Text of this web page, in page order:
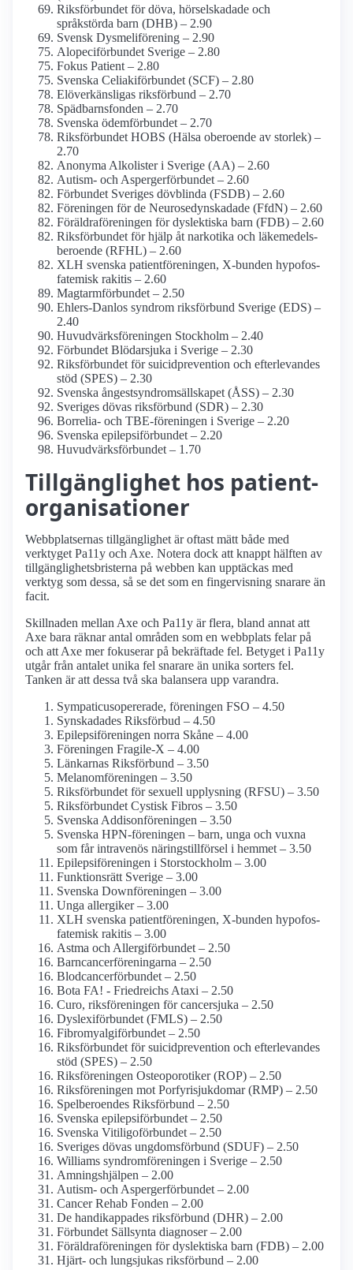
Riksförbundet för döva, hörselskadade och
språkstörda barn (DHB) – 2.90
Svensk Dysmeliförening – 2.90
Alopeciförbundet Sverige – 2.80
Fokus Patient – 2.80
Svenska Celiaki­förbundet (SCF) – 2.80
El­överkänsligas riks­förbund – 2.70
Spädbarnsfonden – 2.70
Svenska ödemförbundet – 2.70
Riksförbundet HOBS (Hälsa oberoende av storlek) –
2.70
Anonyma Alkolister i Sverige (AA) – 2.60
Autism- och Asperger­förbundet – 2.60
Förbundet Sveriges dövblinda (FSDB) – 2.60
Föreningen för de Neurosedyn­skadade (FfdN) – 2.60
Föräldra­föreningen för dyslektiska barn (FDB) – 2.60
Riksförbundet för hjälp åt narkotika och läkemedels­
beroende (RFHL) – 2.60
XLH svenska patient­föreningen, X-bunden hypofos­
fatemisk rakitis – 2.60
Magtarmförbundet – 2.50
Ehlers-Danlos syndrom riks­förbund Sverige (EDS) –
2.40
Huvudvärks­föreningen Stockholm – 2.40
Förbundet Blödarsjuka i Sverige – 2.30
Riksförbundet för suicidprevention och efterlevandes
stöd (SPES) – 2.30
Svenska ångestsyndrom­sällskapet (ÅSS) – 2.30
Sveriges dövas riksförbund (SDR) – 2.30
Borrelia- och TBE-föreningen i Sverige – 2.20
Svenska epilepsi­förbundet – 2.20
Huvudvärks­förbundet – 1.70
Tillgänglighet hos patient­
organisationer
Webbplatsernas tillgänglighet är oftast mätt både med
verktyget Pa11y och Axe. Notera dock att knappt hälften av
tillgänglighetsbristerna på webben kan upptäckas med
verktyg som dessa, så se det som en fingervisning snarare än
facit.
Skillnaden mellan Axe och Pa11y är flera, bland annat att
Axe bara räknar antal områden som en webbplats felar på
och att Axe mer fokuserar på bekräftade fel. Betyget i Pa11y
utgår från antalet unika fel snarare än unika sorters fel.
Tanken är att dessa två ska balansera upp varandra.
Sympaticus­opererade, föreningen FSO – 4.50
Synskadades Riksförbud – 4.50
Epilepsi­föreningen norra Skåne – 4.00
Föreningen Fragile-X – 4.00
Länkarnas Riksförbund – 3.50
Melanom­föreningen – 3.50
Riksförbundet för sexuell upplysning (RFSU) – 3.50
Riksförbundet Cystisk Fibros – 3.50
Svenska Addisonföreningen – 3.50
Svenska HPN-föreningen – barn, unga och vuxna
som får intravenös närings­tillförsel i hemmet – 3.50
Epilepsi­föreningen i Stor­stockholm – 3.00
Funktionsrätt Sverige – 3.00
Svenska Down­föreningen – 3.00
Unga allergiker – 3.00
XLH svenska patient­föreningen, X-bunden hypofos­
fatemisk rakitis – 3.00
Astma och Allergi­förbundet – 2.50
Barncancerföreningarna – 2.50
Blodcancerförbundet – 2.50
Bota FA! - Friedreichs Ataxi – 2.50
Curo, riks­föreningen för cancer­sjuka – 2.50
Dyslexi­förbundet (FMLS) – 2.50
Fibromyalgiförbundet – 2.50
Riksförbundet för suicidprevention och efterlevandes
stöd (SPES) – 2.50
Riksföreningen Osteoporotiker (ROP) – 2.50
Riksföreningen mot Porfyri­sjukdomar (RMP) – 2.50
Spelberoendes Riksförbund – 2.50
Svenska epilepsi­förbundet – 2.50
Svenska Vitiligo­förbundet – 2.50
Sveriges dövas ungdomsförbund (SDUF) – 2.50
Williams syndrom­föreningen i Sverige – 2.50
Amningshjälpen – 2.00
Autism- och Asperger­förbundet – 2.00
Cancer Rehab Fonden – 2.00
De handikappades riksförbund (DHR) – 2.00
Förbundet Sällsynta diagnoser – 2.00
Föräldra­föreningen för dyslektiska barn (FDB) – 2.00
Hjärt- och lungsjukas riksförbund – 2.00